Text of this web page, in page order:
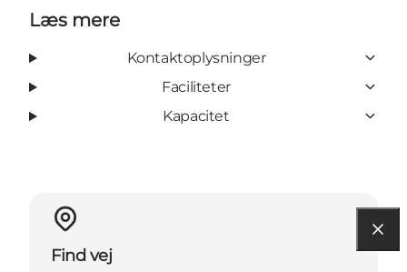
Læs mere
Kontaktoplysninger
Faciliteter
Kapacitet
Find vej